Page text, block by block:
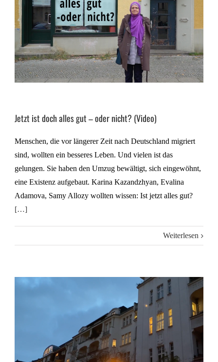
Jetzt ist doch alles gut – oder nicht? (Video)
Menschen, die vor längerer Zeit nach Deutschland migriert
sind, wollten ein besseres Leben. Und vielen ist das
gelungen. Sie haben den Umzug bewältigt, sich eingewöhnt,
eine Existenz aufgebaut. Karina Kazandzhyan, Evalina
Adamova, Samy Allozy wollten wissen: Ist jetzt alles gut?
[…]
Weiterlesen